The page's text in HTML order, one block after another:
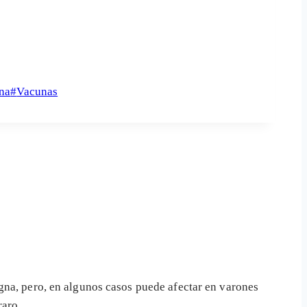
#Vacunas
pero, en algunos casos puede afectar en varones